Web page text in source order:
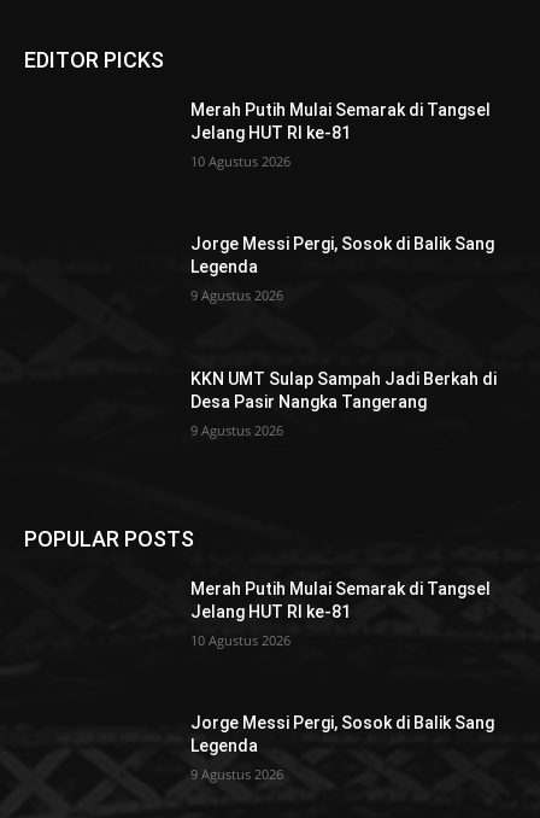
EDITOR PICKS
Merah Putih Mulai Semarak di Tangsel
Jelang HUT RI ke-81
10 Agustus 2026
Jorge Messi Pergi, Sosok di Balik Sang
Legenda
9 Agustus 2026
KKN UMT Sulap Sampah Jadi Berkah di
Desa Pasir Nangka Tangerang
9 Agustus 2026
POPULAR POSTS
Merah Putih Mulai Semarak di Tangsel
Jelang HUT RI ke-81
10 Agustus 2026
Jorge Messi Pergi, Sosok di Balik Sang
Legenda
9 Agustus 2026